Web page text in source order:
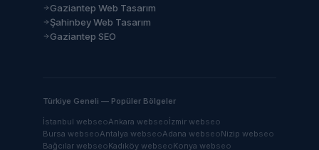
Gaziantep Web Tasarım
Şahinbey Web Tasarım
Gaziantep SEO
Türkiye Geneli — Popüler Bölgeler
İstanbul webseoAnkara webseoİzmir webseo
Bursa webseoAntalya webseoAdana webseoNizip webseo
Bağcılar webseoKadıköy webseoKonya webseo